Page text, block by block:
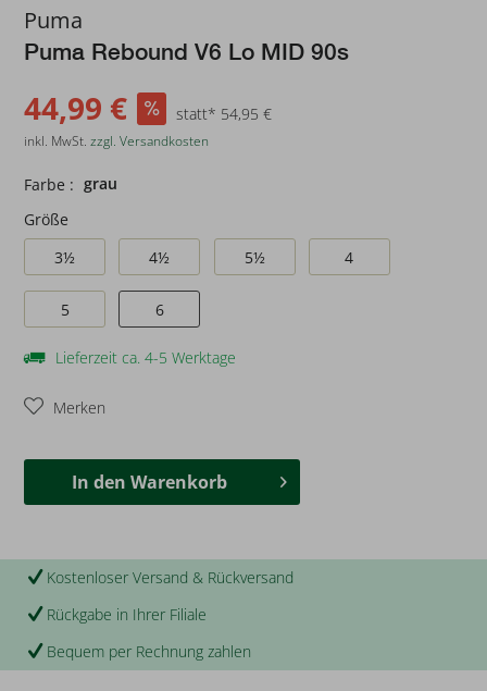
Puma
Puma Rebound V6 Lo MID 90s
44,99 € statt* 54,95 €
inkl. MwSt.zzgl. Versandkosten
Farbe : grau
Größe
3½
4½ 5½ 4
5 6
Lieferzeit ca. 4-5 Werktage
Merken
In den Warenkorb
Kostenloser Versand & Rückversand
Rückgabe in Ihrer Filiale
Bequem per Rechnung zahlen